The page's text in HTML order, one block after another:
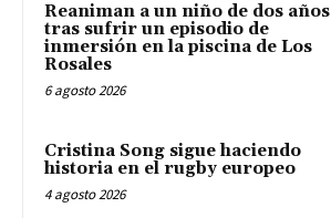
Reaniman a un niño de dos años
tras sufrir un episodio de
inmersión en la piscina de Los
Rosales
6 agosto 2026
Cristina Song sigue haciendo
historia en el rugby europeo
4 agosto 2026